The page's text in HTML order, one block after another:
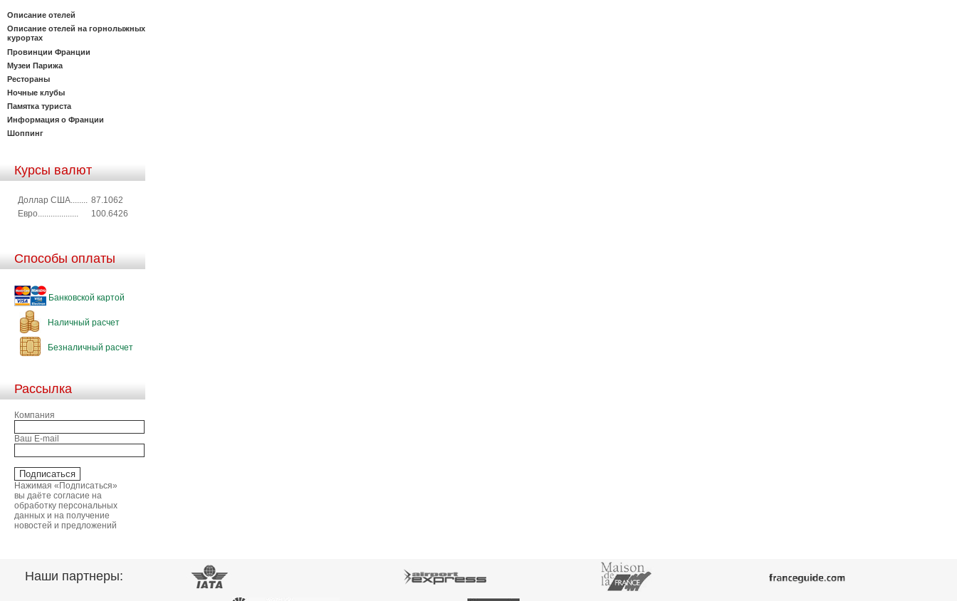
Описание отелей
Описание отелей на горнолыжных
курортах
Провинции Франции
Музеи Парижа
Рестораны
Ночные клубы
Памятка туриста
Информация о Франции
Шоппинг
Курсы валют
Доллар США........ 87.1062
Евро...................
100.6426
Способы оплаты
Банковской картой
Наличный расчет
Безналичный расчет
Рассылка
Компания
Ваш E-mail
Нажимая «Подписаться»
вы даёте согласие на
обработку персональных
данных и на получение
новостей и предложений
Наши партнеры: